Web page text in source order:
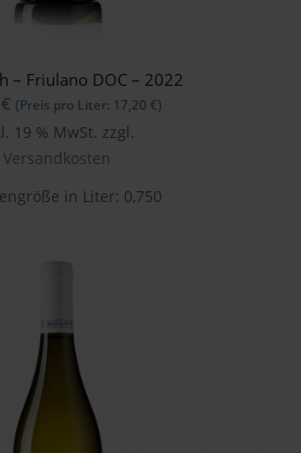
– Friulano DOC – 2022
€ (Preis pro Liter: 17,20 €)
19 % MwSt. zzgl.
Versandkosten
in Liter: 0,750